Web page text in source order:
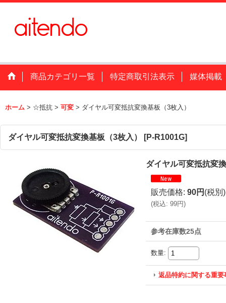
商品カテゴリ一覧 特定商取引法表示 媒体掲載
ホーム > ☆抵抗 > 可変 > ダイヤル可変抵抗変換基板（3枚入）
ダイヤル可変抵抗変換基板（3枚入） [P-R1001G]
ダイヤル可変抵抗変
販売価格: 90円 (税別)
(税込: 99円)
参考在庫数25点
数量:
返品特約に関する重要